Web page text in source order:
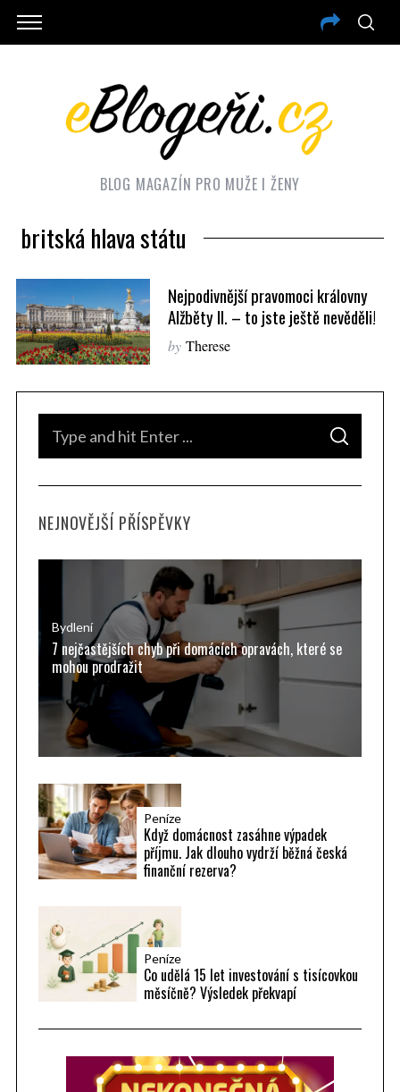
BLOG MAGAZÍN PRO MUŽE I ŽENY
britská hlava státu
Nejpodivnější pravomoci královny
Alžběty II. – to jste ještě nevěděli!
by Therese
c
S
A
C
NEJNOVĚJŠÍ PŘÍSPĚVKY
Bydlení
7 nejčastějších chyb při domácích opravách, které se
mohou prodražit
Peníze
Když domácnost zasáhne výpadek
příjmu. Jak dlouho vydrží běžná česká
finanční rezerva?
Peníze
Co udělá 15 let investování s tisícovkou
měsíčně? Výsledek překvapí